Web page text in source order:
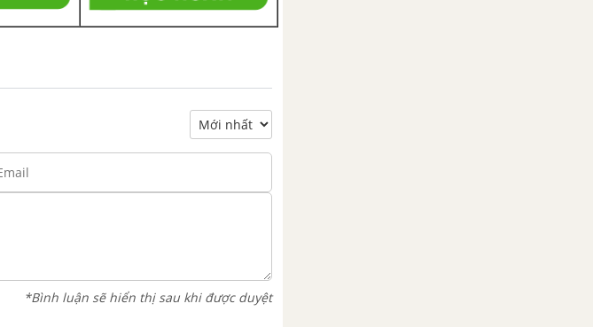
*Bình luận sẽ hiển thị sau khi được duyệt